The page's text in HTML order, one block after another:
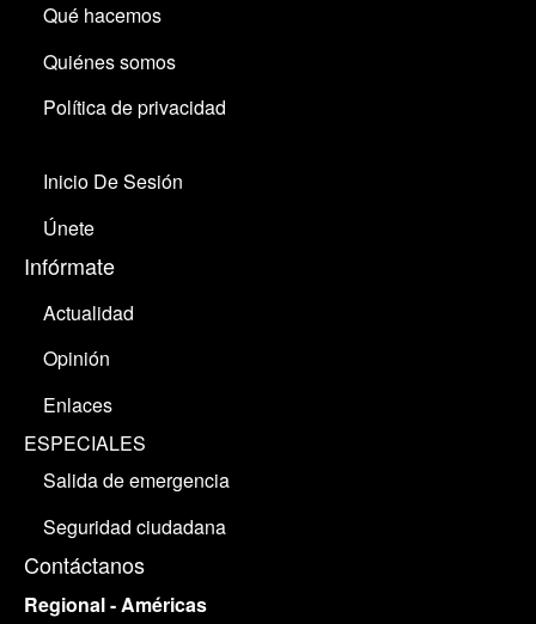
Qué hacemos
Quiénes somos
Política de privacidad
Inicio De Sesión
Únete
Infórmate
Actualidad
Opinión
Enlaces
ESPECIALES
Salida de emergencia
Seguridad ciudadana
Contáctanos
Regional - Américas